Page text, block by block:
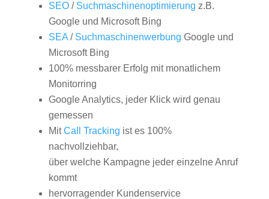
SEO/ Suchmaschinenoptimierung z.B.
Google und Microsoft Bing
SEA/ Suchmaschinenwerbung Google und
Microsoft Bing
100% messbarer Erfolg mit monatlichem
Monitorring
Google Analytics, jeder Klick wird genau
gemessen
MitCall Tracking ist es 100%
nachvollziehbar,
über welche Kampagne jeder einzelne Anruf
kommt
hervorragender Kundenservice